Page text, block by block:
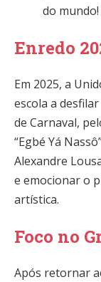
do mundo!
Enredo
Em 2025, a
escola a
de Carnaval,
“Egbé Yá
Alexandre
e emocionar o
artística.
Foco no
Após retornar